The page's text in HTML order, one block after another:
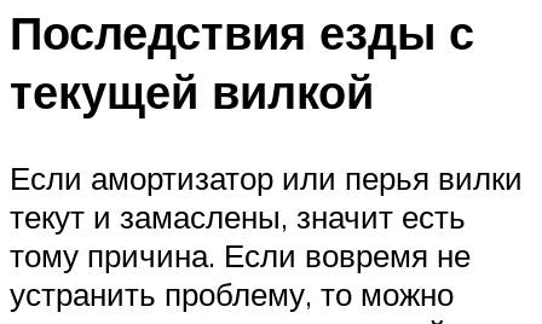
Последствия езды с
текущей вилкой
Если амортизатор или перья вилки
текут и замаслены, значит есть
тому причина. Если вовремя не
устранить проблему, то можно